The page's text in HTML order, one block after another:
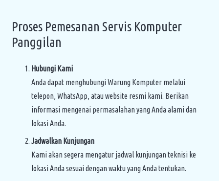
Proses Pemesanan Servis Komputer
Panggilan
Hubungi Kami
Anda dapat menghubungi Warung Komputer melalui
telepon, WhatsApp, atau website resmi kami. Berikan
informasi mengenai permasalahan yang Anda alami dan
lokasi Anda.
Jadwalkan Kunjungan
Kami akan segera mengatur jadwal kunjungan teknisi ke
lokasi Anda sesuai dengan waktu yang Anda tentukan.